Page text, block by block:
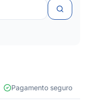
Pagamento seguro